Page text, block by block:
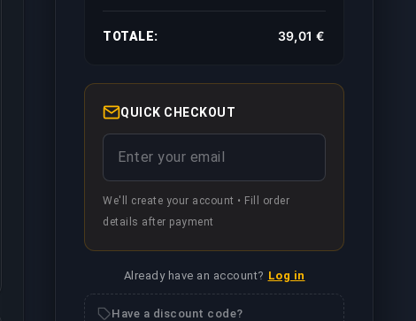
il booster assegnato mentre potenzia il tuo account
un altro account, così potrai continuare a giocare sul tuo
venga trattato con priorità più alta, risultando in un
in live streaming tutte le partite, a seconda delle tue
TOTALE: 39,01 €
QUICK CHECKOUT
We'll create your account • Fill order
details after payment
Already have an account? Log in
Have a discount code?